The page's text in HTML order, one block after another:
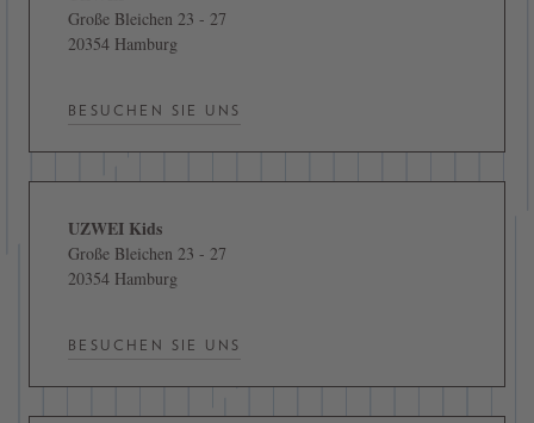
Große Bleichen 23 - 27
20354 Hamburg
BESUCHEN SIE UNS
UZWEI Kids
Große Bleichen 23 - 27
20354 Hamburg
BESUCHEN SIE UNS